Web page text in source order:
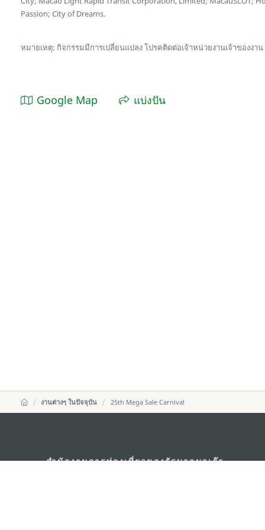
Passion; City of Dreams.
หมายเหตุ: กิจกรรมมีการเปลี่ยนแปลง โปรคติดต่อเจ้าหน่วยงานเจ้าของงาน
Google Map แบ่งปัน
งานต่างๆ ในปัจจุบัน 25th Mega Sale Carnival
สำนักงานการท่องเที่ยวของรัฐบาลมาเก๊า